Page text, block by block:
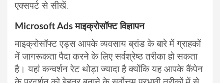
एक्सपर्ट से सीखें.
Microsoft Ads माइक्रोसॉफ्ट विज्ञापन
माइक्रोसॉफ्ट एड्स आपके व्यवसाय ब्रांड के बारे में ग्राहकों
में जागरूकता पैदा करने के लिए सर्वश्रेष्ठ तरीका हो सकता
है। यहां कन्वर्शन रेट थोड़ा ज्यादा है क्योंकि यह आपके कैंपेन